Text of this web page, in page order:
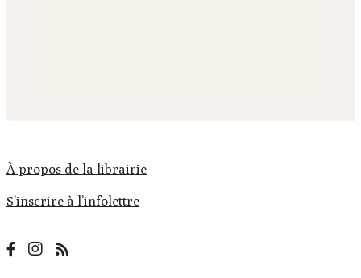
À propos de la librairie
S’inscrire à l’infolettre